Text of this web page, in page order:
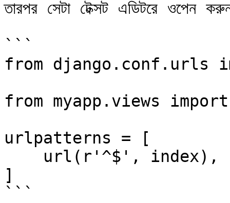
তারপর সেটা টেক্সট এডিটরে ওপেন
```
from django.conf.urls
from myapp.views
urlpatterns = [
]
```